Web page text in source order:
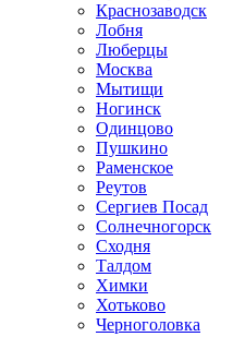
Краснозаводск
Лобня
Люберцы
Москва
Мытищи
Ногинск
Одинцово
Пушкино
Раменское
Реутов
Сергиев Посад
Солнечногорск
Сходня
Талдом
Химки
Хотьково
Черноголовка